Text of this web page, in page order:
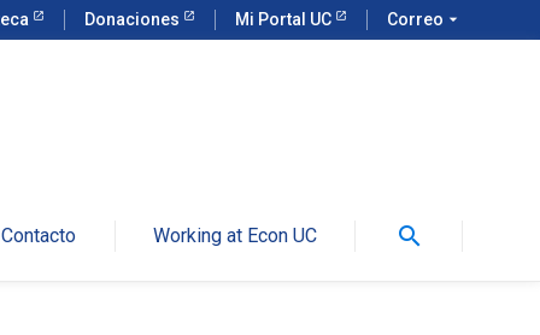
Donaciones Mi Portal UC Correo arrow_drop_down
Contacto Working at Econ UC search